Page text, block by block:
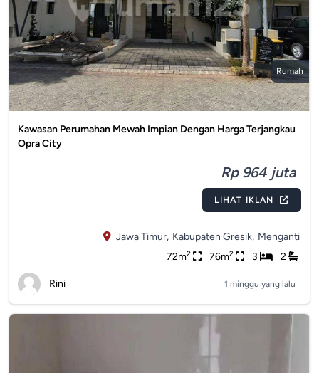
Rumah
Kawasan Perumahan Mewah Impian Dengan Harga Terjangkau
Opra City
Rp 964 juta
LIHAT IKLAN
Jawa Timur, Kabupaten Gresik, Menganti
72m2 76m2 3 2
Rini 1 minggu yang lalu